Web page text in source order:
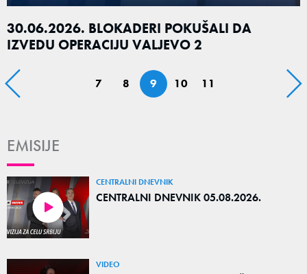
30.06.2026. BLOKADERI POKUŠALI DA
IZVEDU OPERACIJU VALJEVO 2
7 8 9 10 11
EMISIJE
CENTRALNI DNEVNIK
CENTRALNI DNEVNIK 05.08.2026.
VIDEO